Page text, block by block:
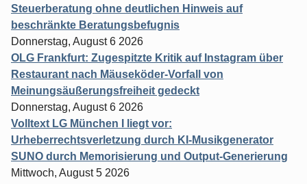
Steuerberatung ohne deutlichen Hinweis auf
beschränkte Beratungsbefugnis
Donnerstag, August 6 2026
OLG Frankfurt: Zugespitzte Kritik auf Instagram über
Restaurant nach Mäuseköder-Vorfall von
Meinungsäußerungsfreiheit gedeckt
Donnerstag, August 6 2026
Volltext LG München I liegt vor:
Urheberrechtsverletzung durch KI-Musikgenerator
SUNO durch Memorisierung und Output-Generierung
Mittwoch, August 5 2026